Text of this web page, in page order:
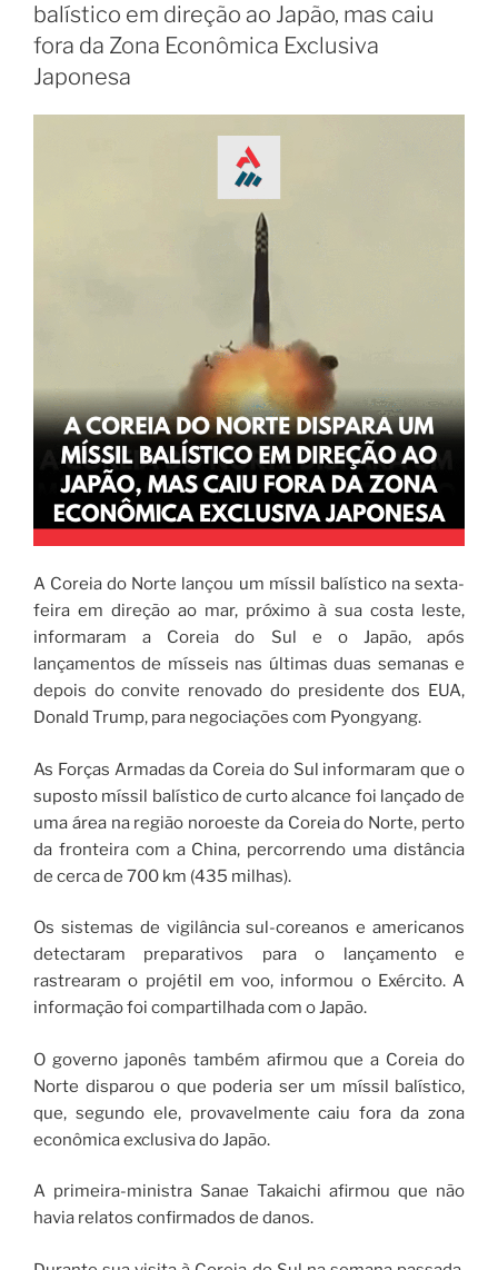
balístico em direção ao Japão, mas caiu
fora da Zona Econômica Exclusiva
Japonesa
A Coreia do Norte lançou um míssil balístico na sexta-
feira em direção ao mar, próximo à sua costa leste,
informaram a Coreia do Sul e o Japão, após
lançamentos de mísseis nas últimas duas semanas e
depois do convite renovado do presidente dos EUA,
Donald Trump, para negociações com Pyongyang.
As Forças Armadas da Coreia do Sul informaram que o
suposto míssil balístico de curto alcance foi lançado de
uma área na região noroeste da Coreia do Norte, perto
da fronteira com a China, percorrendo uma distância
de cerca de 700 km (435 milhas).
Os sistemas de vigilância sul-coreanos e americanos
detectaram preparativos para o lançamento e
rastrearam o projétil em voo, informou o Exército. A
informação foi compartilhada com o Japão.
O governo japonês também afirmou que a Coreia do
Norte disparou o que poderia ser um míssil balístico,
que, segundo ele, provavelmente caiu fora da zona
econômica exclusiva do Japão.
A primeira-ministra Sanae Takaichi afirmou que não
havia relatos confirmados de danos.